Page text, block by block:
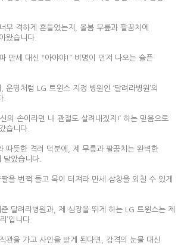
무 격하게 흔들었는지, 올봄 무릎과 팔꿈치에
왔습니다.
만세 대신 “아야야!” 비명이 먼저 나오는 슬픈
운명처럼 LG 트윈스 지정 병원인 ‘달려라병원’의
.
의 손이라면 내 관절도 살려내겠지!’ 하는 믿음으로
습니다.
따뜻한 격려 덕분에, 제 무릎과 팔꿈치는 완벽한
달았습니다.
을 번쩍 들고 목이 터져라 만세 삼창을 외칠 수 있게
달려라병원과, 제 심장을 뛰게 하는 LG 트윈스는 제
’입니다.
관을 가고 사인을 받게 된다면, 감격의 눈물 대신